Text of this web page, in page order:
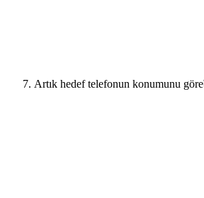
Artık hedef telefonun konumunu